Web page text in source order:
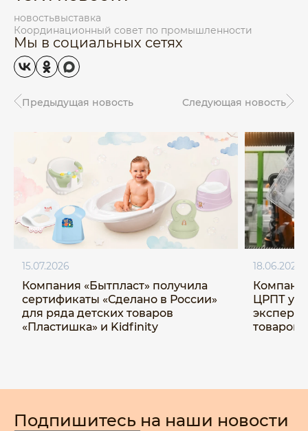
новостьвыставка
Координационный совет по промышленности
Мы в социальных сетях
Предыдущая новость Следующая новость
15.07.2026
Компания «Бытпласт» получила
сертификаты «Сделано в России»
для ряда детских товаров
«Пластишка» и Kidfinity
18.06.2026
ЦРПТ
товаров
Подпишитесь на наши новости